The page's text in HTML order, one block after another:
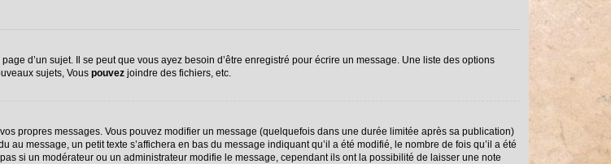
d’un sujet. Il se peut que vous ayez besoin d’être enregistré pour écrire un message. Une liste des options
sujets, Vous pouvezjoindre des fichiers, etc.
propres messages. Vous pouvez modifier un message (quelquefois dans une durée limitée après sa publication)
message, un petit texte s’affichera en bas du message indiquant qu’il a été modifié, le nombre de fois qu’il a été
si un modérateur ou un administrateur modifie le message, cependant ils ont la possibilité de laisser une note